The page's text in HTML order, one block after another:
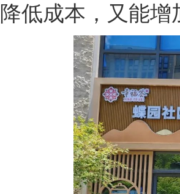
降低成本，又能增